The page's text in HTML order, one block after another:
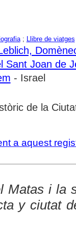
; Llibre de viatges
Sant Joan de
- Israel
de la
a aquest
Matas i la
y ciutat